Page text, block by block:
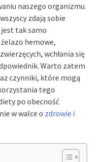
naszego organizmu.
zdają sobie
tak samo
hemowe,
wchłania się
Warto zatem
czynniki, które mogą
tego
po obecność
w walce o zdrowie i